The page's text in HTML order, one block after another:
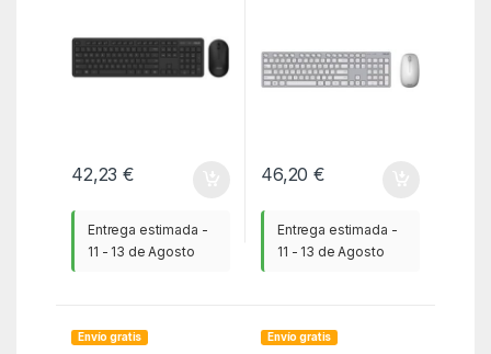
42,23€
Entrega estimada -
11 - 13 de Agosto
46,20€
Entrega estimada -
11 - 13 de Agosto
Envío gratis Envío gratis